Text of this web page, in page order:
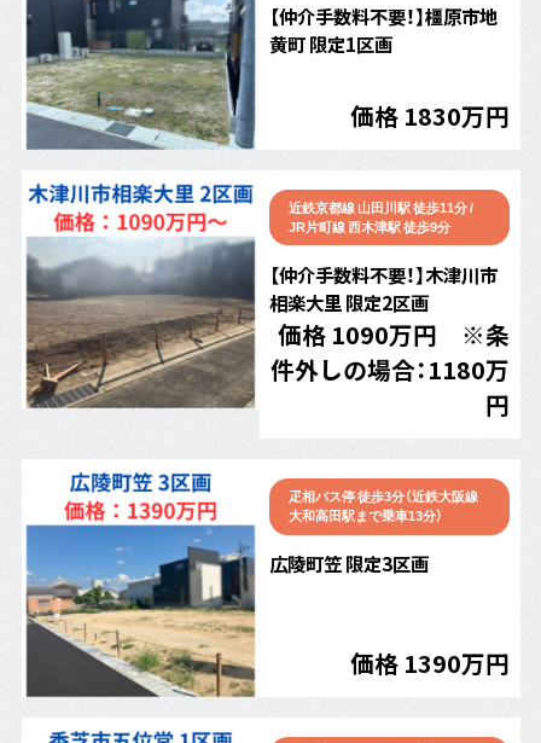
【仲介手数料不要！】橿原市地
黄町 限定1区画
価格 1830万円
近鉄京都線 山田川駅 徒歩11分 /
JR片町線 西木津駅 徒歩9分
【仲介手数料不要！】木津川市
相楽大里 限定2区画
価格 1090万円 ※条
件外しの場合：1180万
円
疋相バス停 徒歩3分（近鉄大阪線
大和高田駅まで乗車13分）
広陵町笠 限定3区画
価格 1390万円